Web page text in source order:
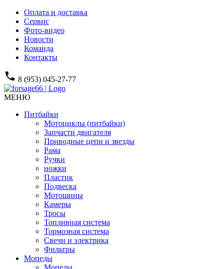
Оплата и доставка
Сервис
Фото-видео
Новости
Команда
Контакты
phone 8 (953) 045-27-77
МЕНЮ
Питбайки
Мотоциклы (питбайки)
Запчасти двигателя
Приводные цепи и звезды
Рама
Ручки
ножки
Пластик
Подвеска
Мотошины
Камеры
Тросы
Топливная система
Тормозная система
Свечи и электрика
Фильтры
Мопеды
Мопеды